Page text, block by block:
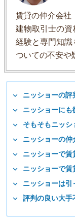
賃貸の仲介会社
建物取引士の
経験と専門知
ついての不安や
ニッショーの評
ニッショーにも
そもそもニッシ
ニッショーの仲
ニッショーで賃
ニッショーで賃
ニッショーは引
評判の良い大手